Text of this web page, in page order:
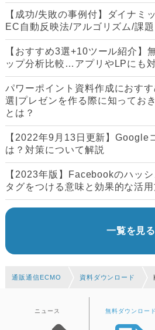
【成功/失敗の事例付】ダイナミ
EC自動反映法/アルゴリズム/課
【おすすめ3選+10ツール紹介】
ップ分析比較…アプリやLPにも
パワーポイント資料作成におす
選|プレゼンを作る際に知ってお
とは？
【2022年9月13日更新】Google
は？対策について解説
【2023年版】Facebookのハッ
タグをつける意味と効果的な活
一覧を見る
通販通信ECMO 資料ダウンロード
ニュース 無料ダウンロード